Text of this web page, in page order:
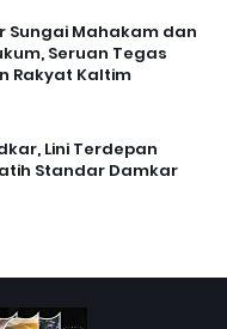
Sungai Mahakam dan
Seruan Tegas
Rakyat Kaltim
Lini Terdepan
Standar Damkar